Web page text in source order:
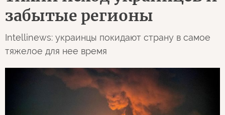
забытые регионы
Intellinews: украинцы покидают страну в самое
тяжелое для нее время